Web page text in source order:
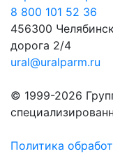
8 800 101 52 36
456300
дорога 2/4
ural@uralparm.ru
© 1999-2026
Политика